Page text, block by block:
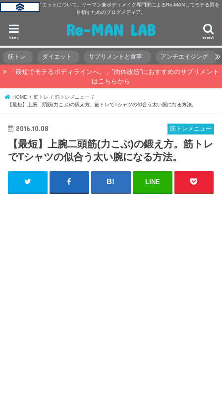
主に筋トレ・ダイエットについて。リーマン兼ボディメイク専門家によるRe-MANしてモテる男を
目指すためのブログメディア。
Re-MAN LAB search
menu
筋トレ ダイエット サプリメントと食事 アンチエイジング
「最短でモテるボディラインへ。」”肉体改造”におすすめのサプリメント
はこちらから
HOME 筋トレ
筋トレメニュー
【最短】上腕二頭筋(力こぶ)の鍛え方。筋トレでTシャツの似合う太い腕になる方法。
筋トレメニュー
2016.10.08
【最短】上腕二頭筋(力こぶ)の鍛え方。筋トレ
でTシャツの似合う太い腕になる方法。
LINE